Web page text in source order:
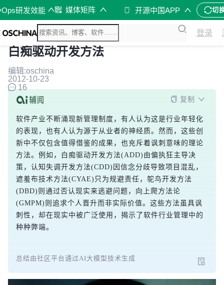
研发效能 媒体矩阵 开源中国APP 切
登录
白痴驱动开发方法
编辑:oschina
2012-10-23
16
复制
软件产业不断涌现新管理制度，有人认为这是行业年轻化
的表现，也有人认为源于从业者的神经质。然而，这些创
新中不仅包含值得借鉴的成果，也充斥着讽刺意味的理论
方法。例如，白痴驱动开发方法(ADD)由偏执狂主导决
策，认知失调开发方法(CDD)因信念分歧导致项目混乱，
遮羞布技术方法(CYAE)只为规避责任，鸵鸟开发方法
(DBD)则通过否认现实来逃避问题，向上爬方法论
(GMPM)则追求个人晋升而非实际价值。这些方法虽具讽
刺性，却在现实中被广泛使用，揭示了软件行业管理中的
种种弊端。
总结由社区平台通过AI大模型技术生成